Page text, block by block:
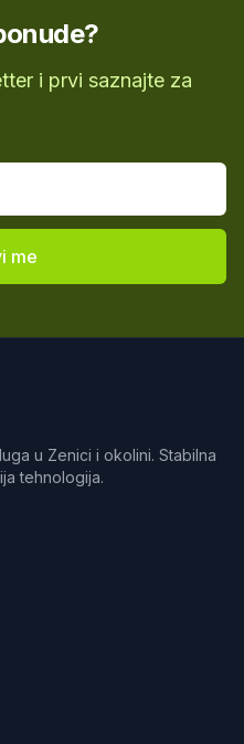
i prvi saznajte za
me
u Zenici i okolini. Stabilna
tehnologija.